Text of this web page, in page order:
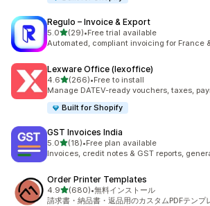
Regulo – Invoice & Export
5.05つ星中
(29)
合計レビュー数：29件
•Free trial available
Automated, compliant invoicing for France
Lexware Office (lexoffice)
4.65つ星中
(266)
合計レビュー数：266件
•Free to install
Manage DATEV-ready vouchers, taxes,
Built for Shopify
GST Invoices India
5.05つ星中
(18)
合計レビュー数：18件
•Free plan available
Invoices, credit notes & GST reports,
Order Printer Templates
4.95つ星中
(680)
合計レビュー数：680件
•無料インストール
請求書・納品書・返品用のカスタムPDFテンプ